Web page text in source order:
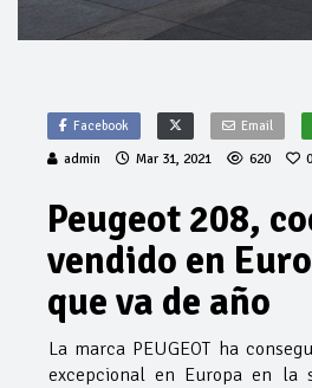
Facebook Email
admin Mar 31, 2021 620 0
Peugeot 208,
vendido en
que va de año
La marca PEUGEOT ha
excepcional en Europa en la